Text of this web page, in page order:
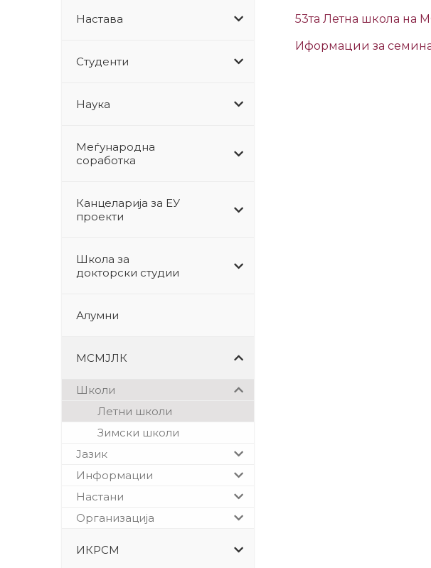
Настава
Студенти
Наука
Меѓународна
соработка
Канцеларија за ЕУ
проекти
Школа за
докторски студии
Алумни
МСМЈЛК
Школи
Летни школи
Зимски школи
Јазик
Информации
Настани
Организација
ИКРСМ
53та Летна школа на
Иформации за